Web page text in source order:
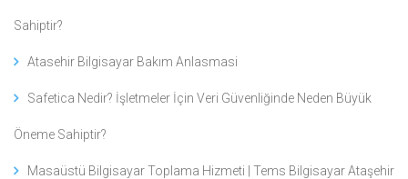
Sahiptir?
Atasehir Bilgisayar Bakım Anlasmasi
Safetica Nedir? İşletmeler İçin Veri Güvenliğinde Neden Büyük
Öneme Sahiptir?
Masaüstü Bilgisayar Toplama Hizmeti | Tems Bilgisayar Ataşehir